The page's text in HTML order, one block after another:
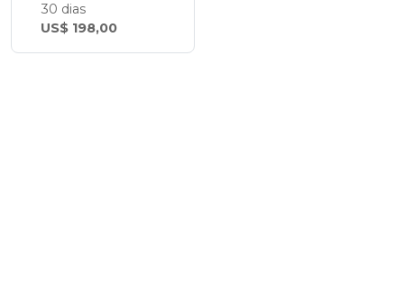
30 dias
US$ 198,00